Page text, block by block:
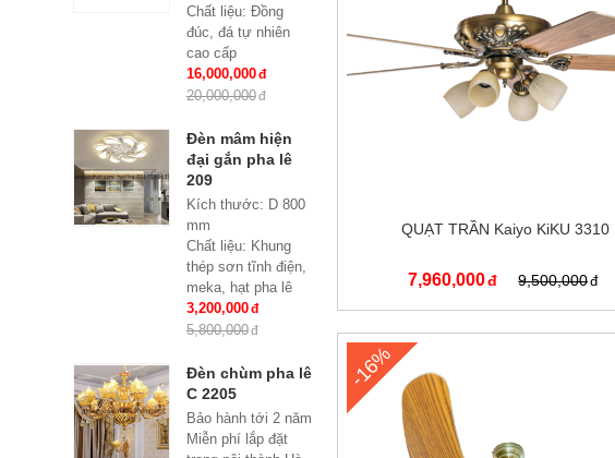
QUẠT TRẦN Kaiyo KiKU 3310
7,960,000 9,500,000
-16%
Chất liệu: Đồng
đúc, đá tự nhiên
cao cấp
KT: Ø850 * H600
Bóng đèn: 8 bóng
điện E27*8
Bảo hành: 2 năm
16,000,000
20,000,000
Đèn mâm hiện
đại gắn pha lê
209
Kích thước: D 800
mm
Chất liệu: Khung
thép sơn tĩnh điện,
meka, hạt pha lê
Đèn: Led siêu tiết
kiệm điện đổi mầu 3
3,200,000
5,800,000
Đèn chùm pha lê
C 2205
Bảo hành tới 2 năm
Miễn phí lắp đặt